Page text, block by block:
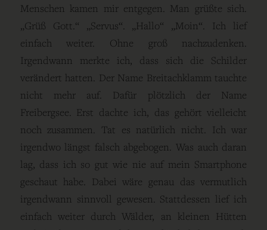
Menschen kamen mir entgegen. Man grüßte sich.
„Grüß Gott.“ „Servus“. „Hallo“ „Moin“. Ich lief
einfach weiter. Ohne groß nachzudenken.
Irgendwann merkte ich, dass sich die Schilder
verändert hatten. Der Name Breitachklamm tauchte
nicht mehr auf. Dafür plötzlich der Name
Freibergsee. Erst dachte ich, das gehört vielleicht
noch zusammen. Tat es natürlich nicht. Ich war
irgendwo längst falsch abgebogen. Was auch daran
lag, dass ich so gut wie nie auf mein Smartphone
geschaut habe. Dabei wäre genau das vermutlich
irgendwann sinnvoll gewesen. Stattdessen lief ich
einfach weiter durch Wälder, an kleinen Hütten